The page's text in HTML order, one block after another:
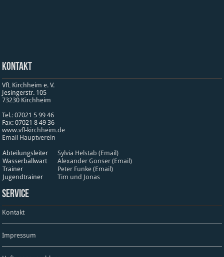
Kontakt
VfL Kirchheim e. V.
Jesinger­str. 105
73230 Kirch­heim
Tel.: 07021 5 99 46
Fax: 07021 8 49 36
www​.vfl​-kirch​heim​.de
Email Hauptverein
Abteilungsleiter
Sylvia Helstab (Email)
Wasserballwart
Alexander Gonser (Email)
Trainer
Peter Funke (Email)
Jugendtrainer
Tim und Jonas
Service
Kontakt
Impressum